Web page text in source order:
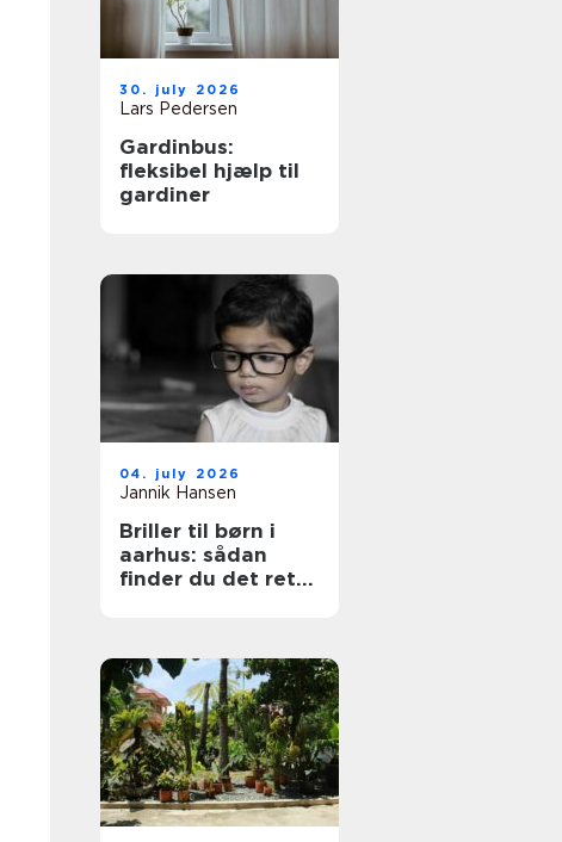
30. july 2026
Lars Pedersen
Gardinbus:
fleksibel hjælp til
gardiner
04. july 2026
Jannik Hansen
Briller til børn i
aarhus: sådan
finder du det rette